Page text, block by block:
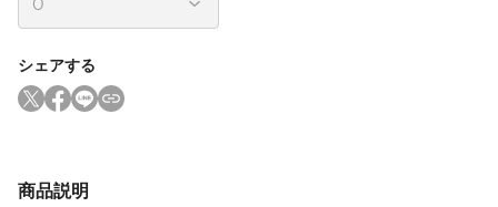
シェアする
商品説明